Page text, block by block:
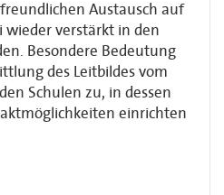
Austausch auf
wieder verstärkt in den
Besondere Bedeutung
des Leitbildes vom
Schulen zu, in dessen
einrichten